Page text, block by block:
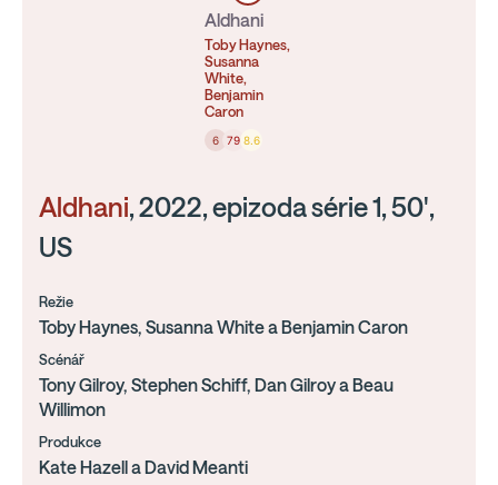
Aldhani
Toby Haynes,
Susanna
White,
Benjamin
Caron
6 79 8.6
Aldhani, 2022, epizoda série 1, 50',
US
Režie
Toby Haynes, Susanna White a Benjamin Caron
Scénář
Tony Gilroy, Stephen Schiff, Dan Gilroy a Beau
Willimon
Produkce
Kate Hazell a David Meanti